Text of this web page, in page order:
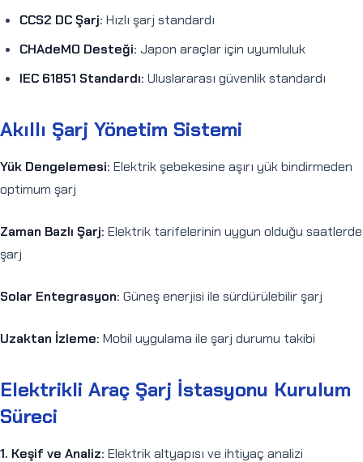
CCS2 DC Şarj: Hızlı şarj standardı
CHAdeMO Desteği: Japon araçlar için uyumluluk
IEC 61851 Standardı: Uluslararası güvenlik standardı
Akıllı Şarj Yönetim Sistemi
Yük Dengelemesi: Elektrik şebekesine aşırı yük bindirmeden
optimum şarj
Zaman Bazlı Şarj: Elektrik tarifelerinin uygun olduğu saatlerde
şarj
Solar Entegrasyon: Güneş enerjisi ile sürdürülebilir şarj
Uzaktan İzleme: Mobil uygulama ile şarj durumu takibi
Elektrikli Araç Şarj İstasyonu Kurulum
Süreci
1. Keşif ve Analiz: Elektrik altyapısı ve ihtiyaç analizi